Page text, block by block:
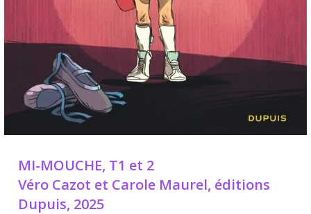
MI-MOUCHE, T1 et 2
Véro Cazot et Carole Maurel, éditions
Dupuis, 2025